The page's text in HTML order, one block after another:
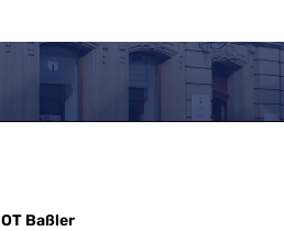
OT Baßler